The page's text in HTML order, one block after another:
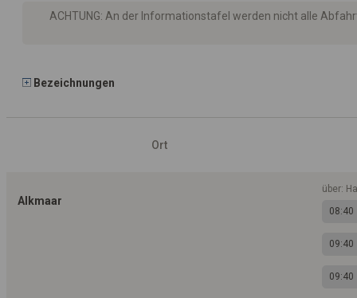
ACHTUNG: An der Informationstafel werden nicht alle
Bezeichnungen
Ort
Alkmaar
über:
08:40
09:40
09:40